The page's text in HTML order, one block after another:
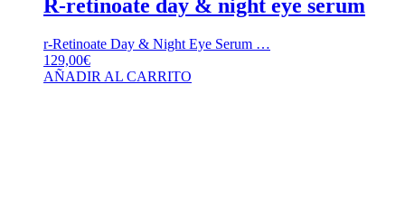
R-retinoate day & night eye serum
r-Retinoate Day & Night Eye Serum …
129,00€
AÑADIR AL CARRITO